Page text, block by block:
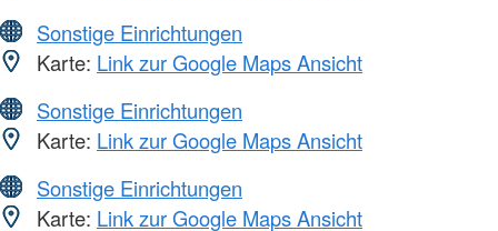
Sonstige Einrichtungen
Karte: Link zur Google Maps Ansicht
Sonstige Einrichtungen
Karte: Link zur Google Maps Ansicht
Sonstige Einrichtungen
Karte: Link zur Google Maps Ansicht